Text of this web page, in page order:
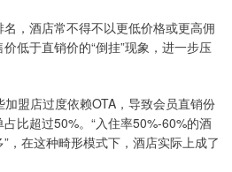
，酒店常不得不以更低价格或更高佣
低于直销价的“倒挂”现象，进一步压
盟店过度依赖OTA，导致会员直销份
比超过50%。“入住率50%-60%的酒
，在这种畸形模式下，酒店实际上成了